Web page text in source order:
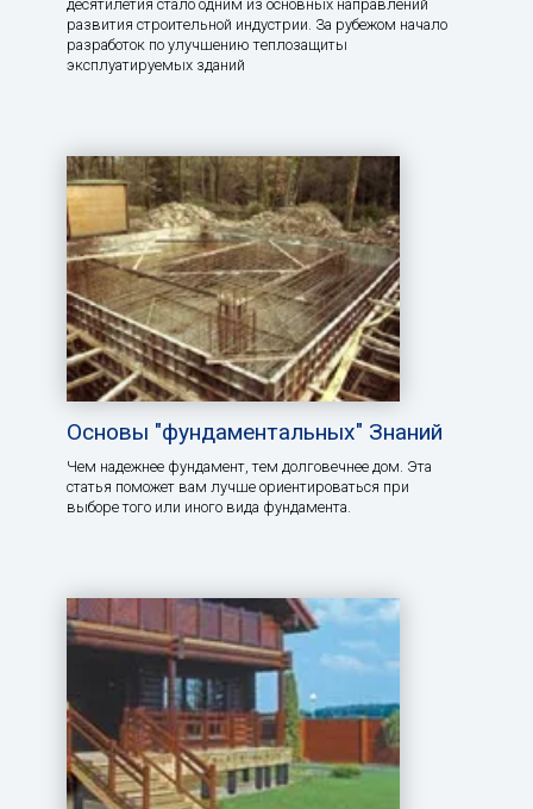
десятилетия стало одним из основных направлений
развития строительной индустрии. За рубежом начало
разработок по улучшению теплозащиты
эксплуатируемых зданий
Основы "фундаментальных" Знаний
Чем надежнее фундамент, тем долговечнее дом. Эта
статья поможет вам лучше ориентироваться при
выборе того или иного вида фундамента.